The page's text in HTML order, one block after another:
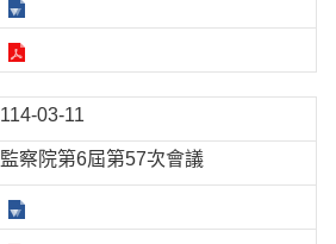
114-03-11
監察院第6屆第57次會議